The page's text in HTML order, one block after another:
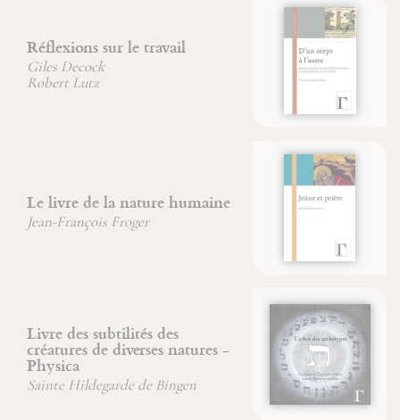
D'un corps à l'autre
Père Jean-Claude Hanus
Jeûne et prière
L'arbre des archétypes
Jean-François Froger
Bernadette Main